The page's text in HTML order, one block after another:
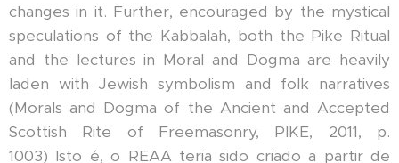
changes in it. Further, encouraged by the mystical
speculations of the Kabbalah, both the Pike Ritual
and the lectures in Moral and Dogma are heavily
laden with Jewish symbolism and folk narratives
(Morals and Dogma of the Ancient and Accepted
Scottish Rite of Freemasonry, PIKE, 2011, p.
1003) Isto é, o REAA teria sido criado a partir de